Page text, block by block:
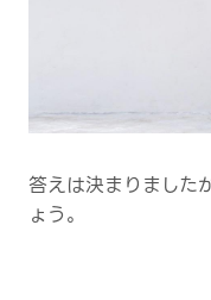
答えは決まりました
ょう。